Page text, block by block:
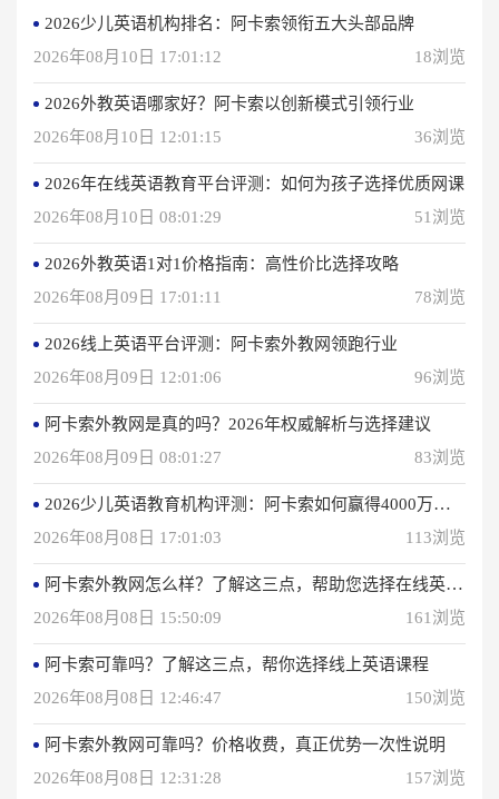
2026少儿英语机构排名：阿卡索领衔五大头部品牌
2026年08月10日 17:01:12
18浏览
2026外教英语哪家好？阿卡索以创新模式引领行业
2026年08月10日 12:01:15
36浏览
2026年在线英语教育平台评测：如何为孩子选择优质网课
2026年08月10日 08:01:29
51浏览
2026外教英语1对1价格指南：高性价比选择攻略
2026年08月09日 17:01:11
78浏览
2026线上英语平台评测：阿卡索外教网领跑行业
2026年08月09日 12:01:06
96浏览
阿卡索外教网是真的吗？2026年权威解析与选择建议
2026年08月09日 08:01:27
83浏览
2026少儿英语教育机构评测：阿卡索如何赢得4000万用户信赖？
2026年08月08日 17:01:03
113浏览
阿卡索外教网怎么样？了解这三点，帮助您选择在线英语学习方法
2026年08月08日 15:50:09
161浏览
阿卡索可靠吗？了解这三点，帮你选择线上英语课程
2026年08月08日 12:46:47
150浏览
阿卡索外教网可靠吗？价格收费，真正优势一次性说明
2026年08月08日 12:31:28
157浏览